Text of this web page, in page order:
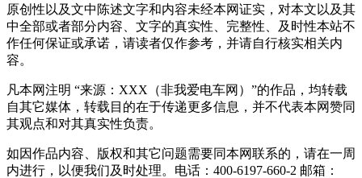
原创性以及文中陈述文字和内容未经本网证实，对本文以及其
中全部或者部分内容、文字的真实性、完整性、及时性本站不
作任何保证或承诺，请读者仅作参考，并请自行核实相关内
容。
凡本网注明 “来源：XXX（非我爱电车网）”的作品，均转载
自其它媒体，转载目的在于传递更多信息，并不代表本网赞同
其观点和对其真实性负责。
如因作品内容、版权和其它问题需要同本网联系的，请在一周
内进行，以便我们及时处理。电话：400-6197-660-2 邮箱：